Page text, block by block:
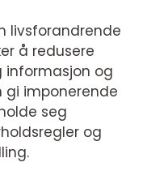
livsforandrende
å redusere
informasjon og
gi imponerende
seg
og